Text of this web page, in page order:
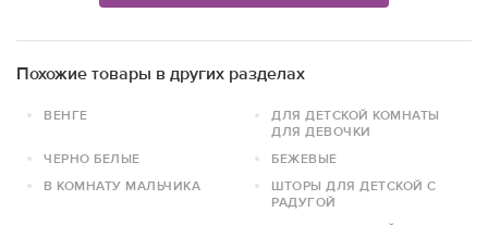
Похожие товары в других разделах
ВЕНГЕ
ДЛЯ ДЕТСКОЙ КОМНАТЫ
ДЛЯ ДЕВОЧКИ
ЧЕРНО БЕЛЫЕ
БЕЖЕВЫЕ
В КОМНАТУ МАЛЬЧИКА
ШТОРЫ ДЛЯ ДЕТСКОЙ С
РАДУГОЙ